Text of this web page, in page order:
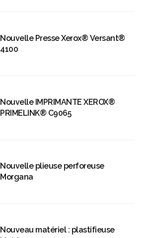
Nouvelle Presse Xerox® Versant®
4100
Nouvelle IMPRIMANTE XEROX®
PRIMELINK® C9065
Nouvelle plieuse perforeuse
Morgana
Nouveau matériel : plastifieuse